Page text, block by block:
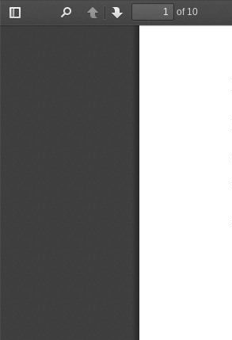
Toggle
PreviousNext
of 10